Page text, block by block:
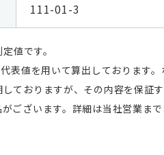
111-01-3
値です。
表値を用いて算出しております
ておりますが、その内容を保証
ございます。詳細は当社営業まで